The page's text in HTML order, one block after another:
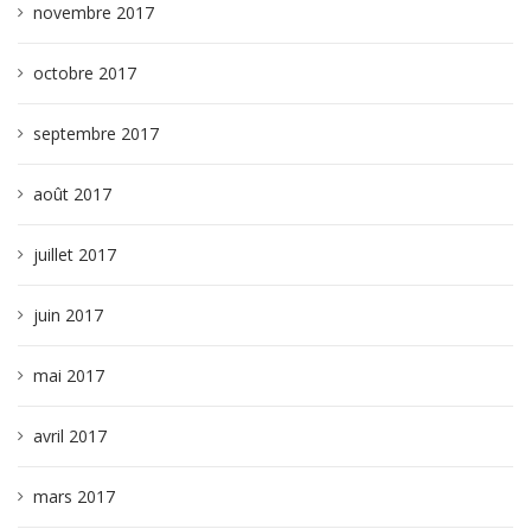
novembre 2017
octobre 2017
septembre 2017
août 2017
juillet 2017
juin 2017
mai 2017
avril 2017
mars 2017